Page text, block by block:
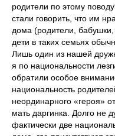
родители по этому
стали говорить, что им
дома (родители, бабушки,
дети в таких семьях
Лишь один из нашей
я по национальности
обратили особое
национальность
неординарного «героя»
мать даргинка. Долго не
фактически две